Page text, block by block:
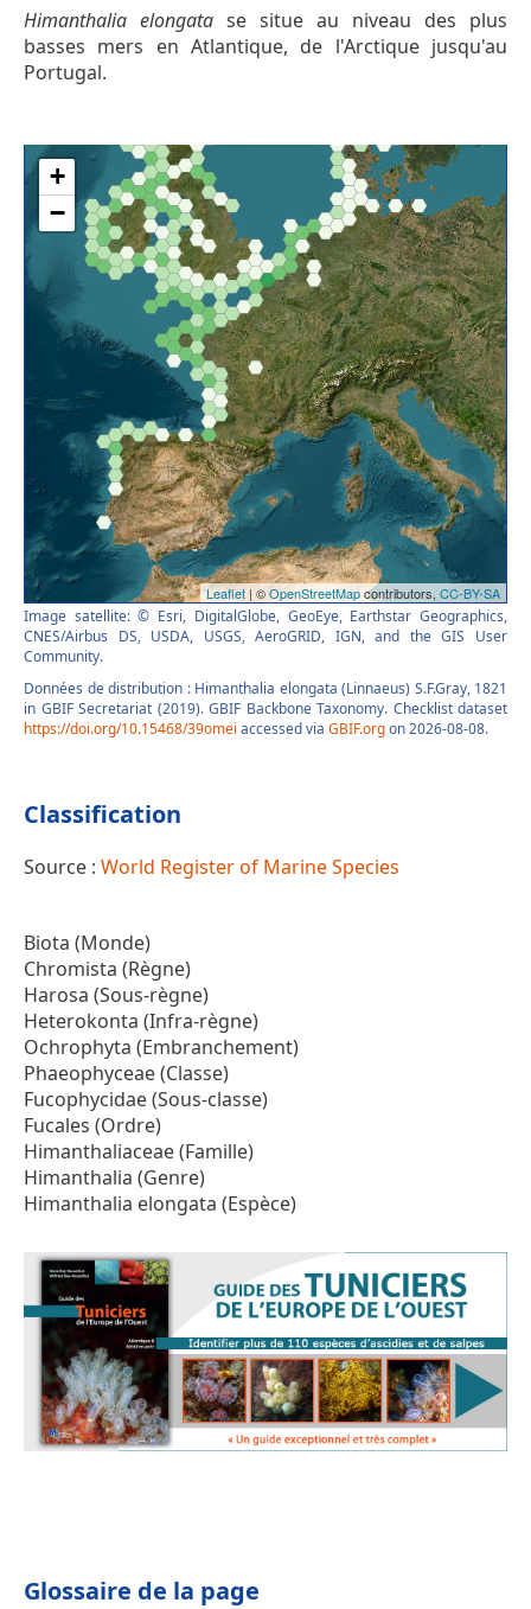
Himanthalia elongata se situe au niveau des plus
basses mers en Atlantique, de l'Arctique jusqu'au
Portugal.
Image satellite: © Esri, DigitalGlobe, GeoEye, Earthstar Geographics,
CNES/Airbus DS, USDA, USGS, AeroGRID, IGN, and the GIS User
Community.
Données de distribution : Himanthalia elongata (Linnaeus) S.F.Gray, 1821
in GBIF Secretariat (2019). GBIF Backbone Taxonomy. Checklist dataset
https://doi.org/10.15468/39omei accessed via GBIF.orgon 2026-08-08.
Classification
Source : World Register of Marine Species
Biota (Monde)
Chromista (Règne)
Harosa (Sous-règne)
Heterokonta (Infra-règne)
Ochrophyta (Embranchement)
Phaeophyceae (Classe)
Fucophycidae (Sous-classe)
Fucales (Ordre)
Himanthaliaceae (Famille)
Himanthalia (Genre)
Himanthalia elongata (Espèce)
Glossaire de la page